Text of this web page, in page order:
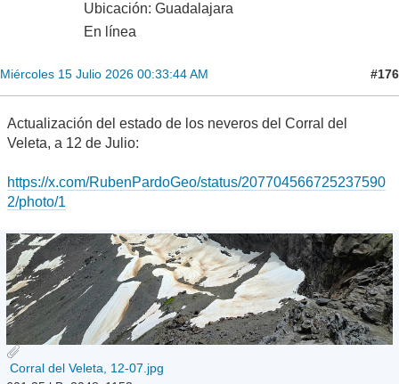
Ubicación: Guadalajara
En línea
Miércoles 15 Julio 2026 00:33:44 AM #176
Actualización del estado de los neveros del Corral del
Veleta, a 12 de Julio:
https://x.com/RubenPardoGeo/status/207704566725237590
2/photo/1
Corral del Veleta, 12-07.jpg